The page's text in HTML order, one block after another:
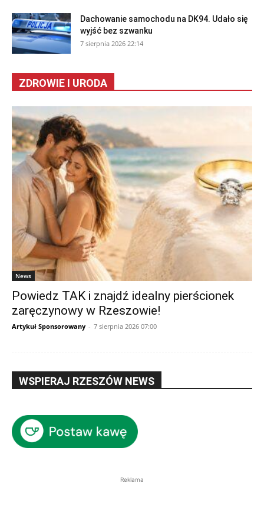
Dachowanie samochodu na DK94. Udało się
wyjść bez szwanku
7 sierpnia 2026 22:14
ZDROWIE I URODA
News
Powiedz TAK i znajdź idealny pierścionek
zaręczynowy w Rzeszowie!
Artykuł Sponsorowany - 7 sierpnia 2026 07:00
WSPIERAJ RZESZÓW NEWS
Reklama